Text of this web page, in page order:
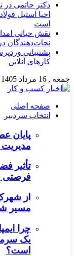
دکتر حاتمی
احیا استیل
است
نقش حیاتی
نجات‌دهندگان
پشتیبانی
کارهای آنلاین
جمعه , 16 مرداد 1405
صفحه اصلی
انتخاب سردبیر
پایان
مدیریت
تأثیر
فرصتی
از
مسیر
چرا
یک
است؟